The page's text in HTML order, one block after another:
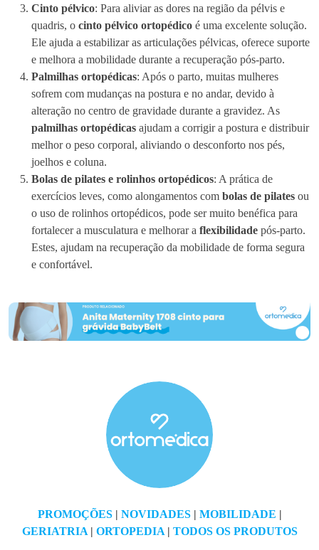
Cinto pélvico: Para aliviar as dores na região da pélvis e
quadris, o cinto pélvico ortopédico é uma excelente solução.
Ele ajuda a estabilizar as articulações pélvicas, oferece suporte
e melhora a mobilidade durante a recuperação pós-parto.
Palmilhas ortopédicas: Após o parto, muitas mulheres
sofrem com mudanças na postura e no andar, devido à
alteração no centro de gravidade durante a gravidez. As
palmilhas ortopédicas ajudam a corrigir a postura e distribuir
melhor o peso corporal, aliviando o desconforto nos pés,
joelhos e coluna.
Bolas de pilates e rolinhos ortopédicos: A prática de
exercícios leves, como alongamentos com bolas de pilates ou
o uso de rolinhos ortopédicos, pode ser muito benéfica para
fortalecer a musculatura e melhorar a flexibilidade pós-parto.
Estes, ajudam na recuperação da mobilidade de forma segura
e confortável.
PROMOÇÕES| NOVIDADES| MOBILIDADE |
GERIATRIA| ORTOPEDIA| TODOS OS PRODUTOS